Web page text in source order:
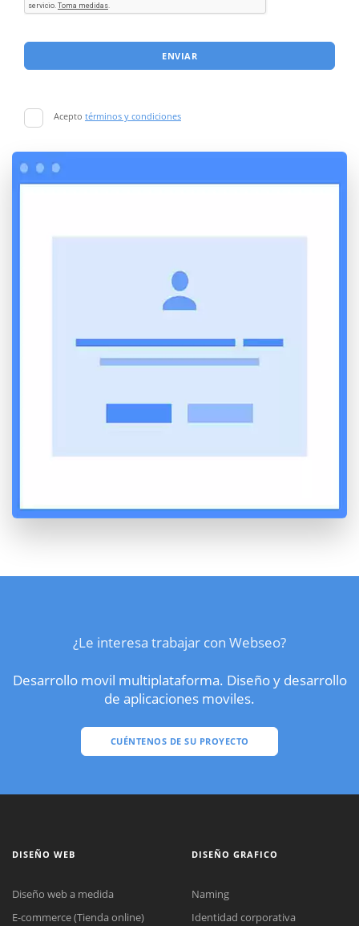
ENVIAR
Acepto términos y condiciones
¿Le interesa trabajar con Webseo?
Desarrollo movil multiplataforma. Diseño y desarrollo
de aplicaciones moviles.
CUÉNTENOS DE SU PROYECTO
DISEÑO WEB
Diseño web a medida
E-commerce (Tienda online)
DISEÑO GRAFICO
Naming
Identidad corporativa